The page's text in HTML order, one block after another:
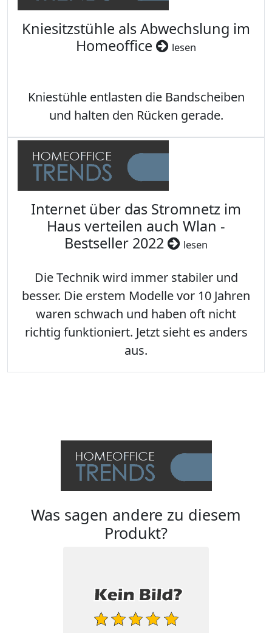
Kniesitzstühle als Abwechslung im
Homeoffice
lesen
Kniestühle entlasten die Bandscheiben
und halten den Rücken gerade.
Internet über das Stromnetz im
Haus verteilen auch Wlan -
Bestseller 2022
lesen
Die Technik wird immer stabiler und
besser. Die erstem Modelle vor 10 Jahren
waren schwach und haben oft nicht
richtig funktioniert. Jetzt sieht es anders
aus.
Was sagen andere zu diesem
Produkt?